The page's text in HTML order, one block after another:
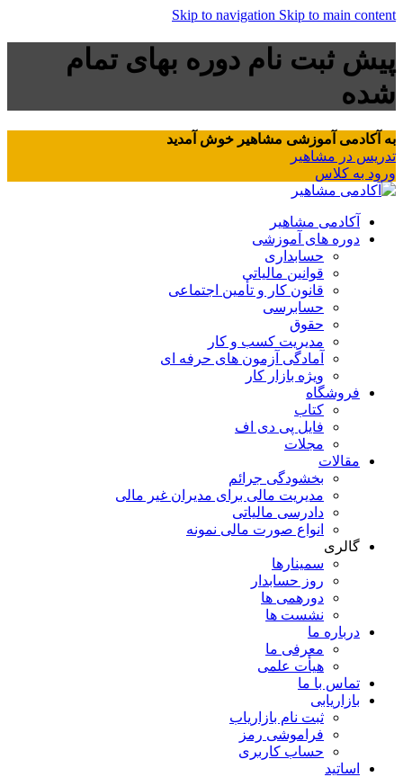
Skip to navigation Skip to main content
پیش ثبت نام دوره بهای تمام
شده
به آکادمی آموزشی مشاهیر خوش آمدید
تدریس در مشاهیر
ورود به کلاس
آکادمی مشاهیر
دوره های آموزشی
حسابداری
قوانین مالیاتی
قانون کار و تأمین اجتماعی
حسابرسی
حقوق
مدیریت کسب و کار
آمادگی آزمون های حرفه ای
ویژه بازار کار
فروشگاه
کتاب
فایل پی دی اف
مجلات
مقالات
بخشودگی جرائم
مدیریت مالی برای مدیران غیر مالی
دادرسی مالیاتی
انواع صورت مالی نمونه
گالری
سمینارها
روز حسابدار
دورهمی ها
نشست ها
درباره ما
معرفی ما
هیأت علمی
تماس با ما
بازاریابی
ثبت نام بازاریاب
فراموشی رمز
حساب کاربری
اساتید